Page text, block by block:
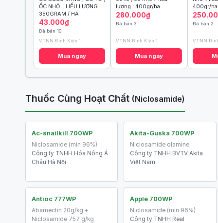
ỐC NHỎ .. LIỀU LƯỢNG :
350GRAM / HA .
43.000₫
Đã bán 10
VTNN Đình Kiên 1
Mua ngay
lượng : 400gr/ha.
280.000₫
Đã bán 3
VTNN Đình Kiên 1
Mua ngay
400gr/
Đã bán 2
VTNN
Thuốc Cùng Hoạt Chất (Niclosamide)
Ac-snailkill 700WP
Niclosamide (min 96%)
Công ty TNHH Hóa Nông Á
Châu Hà Nội
Akita-Guska 700WP
Niclosamide olamine
Công ty TNHH BVTV Akita
Việt Nam
Antioc 777WP
Abamectin 20g/kg +
Niclosamide 757 g/kg
Apple 700WP
Niclosamide (min 96%)
Công ty TNHH Real